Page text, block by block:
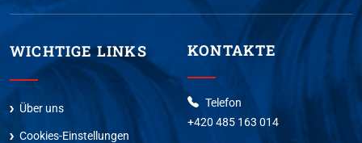
WICHTIGE LINKS
Über uns
Cookies-Einstellungen
KONTAKTE
Telefon
+420 485 163 014